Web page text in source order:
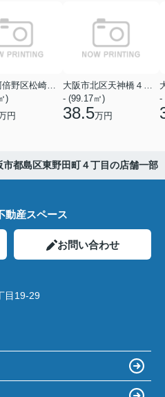
)
円
- (99.17㎡)
38.5万円
-
市都島区東野田町４丁目の店舗一部
動産スペース
お問い合わせ
目19-29